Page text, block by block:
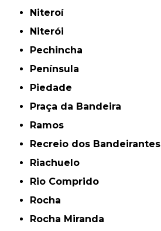
Niteroí
Niterói
Pechincha
Península
Piedade
Praça da Bandeira
Ramos
Recreio dos Bandeirantes
Riachuelo
Rio Comprido
Rocha
Rocha Miranda